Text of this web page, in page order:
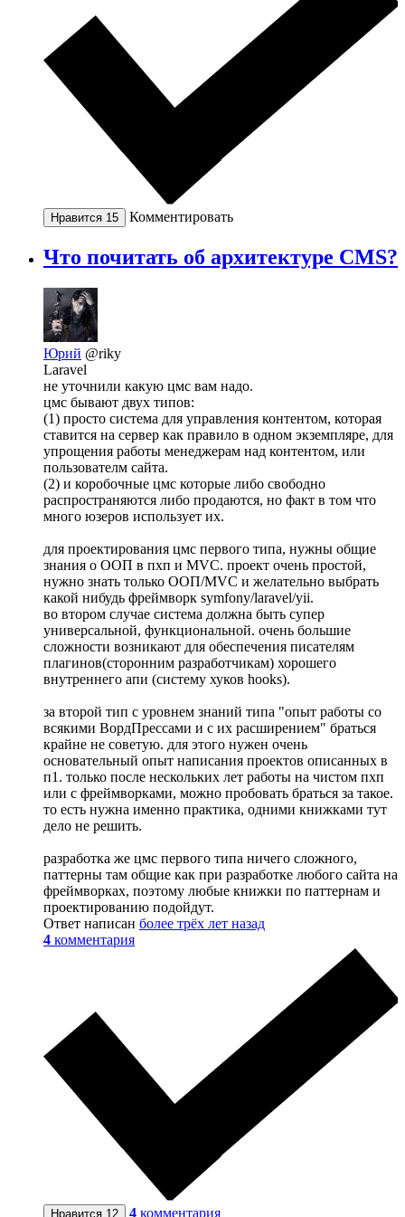
Нравится 15 Комментировать
Что почитать об архитектуре CMS?
Юрий @riky
Laravel
не уточнили какую цмс вам надо.
цмс бывают двух типов:
(1) просто система для управления контентом, которая
ставится на сервер как правило в одном экземпляре, для
упрощения работы менеджерам над контентом, или
пользователм сайта.
(2) и коробочные цмс которые либо свободно
распространяются либо продаются, но факт в том что
много юзеров использует их.
для проектирования цмс первого типа, нужны общие
знания о ООП в пхп и MVC. проект очень простой,
нужно знать только ООП/MVC и желательно выбрать
какой нибудь фреймворк symfony/laravel/yii.
во втором случае система должна быть супер
универсальной, функциональной. очень большие
сложности возникают для обеспечения писателям
плагинов(сторонним разработчикам) хорошего
внутреннего апи (систему хуков hooks).
за второй тип с уровнем знаний типа "опыт работы со
всякими ВордПрессами и с их расширением" браться
крайне не советую. для этого нужен очень
основательный опыт написания проектов описанных в
п1. только после нескольких лет работы на чистом пхп
или с фреймворками, можно пробовать браться за такое.
то есть нужна именно практика, одними книжками тут
дело не решить.
разработка же цмс первого типа ничего сложного,
паттерны там общие как при разработке любого сайта на
фреймворках, поэтому любые книжки по паттернам и
проектированию подойдут.
Ответ написан более трёх лет назад
4 комментария
Нравится 12 4 комментария